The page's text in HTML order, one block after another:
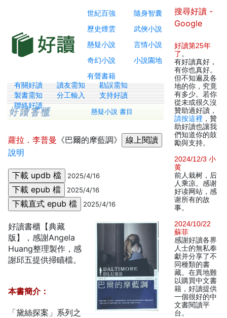
世紀百強
隨身智囊
歷史煙雲
武俠小說
懸疑小說
言情小說
奇幻小說
小說園地
有聲書籍
有關好讀 讀友需知
勘誤需知
製書需知
分工輸入
支持好讀
聯絡好讀
懸疑小說 書目
蘿拉．李普曼 《巴爾的摩藍調》
說明
2025/4/16
2025/4/16
2025/4/16
好讀書櫃【典藏
版】，感謝Angela
Huang整理製作，感
謝邱五提供掃瞄檔。
本書簡介：
「黛絲探案」系列之
搜尋好讀 -
Google
好讀第25年
了 。
有好讀真好，
有你也真好。
但不知遍及各
地的你，究竟
有多少。若你
從未或很久沒
贊助過好讀，
請按這裡 ，贊
助好讀也讓我
們知道你的鼓
勵與支持。
2024/12/3 小
黄
前人栽树，后
人乘凉。感谢
好读网站，感
谢所有的故
事。
2024/10/22
蘇菲
感謝好讀各界
人士的無私奉
獻并分享了不
同種類的書
藏。在異地難
以購買中文書
籍，好讀提供
一個很好的中
文書閱讀平
台。